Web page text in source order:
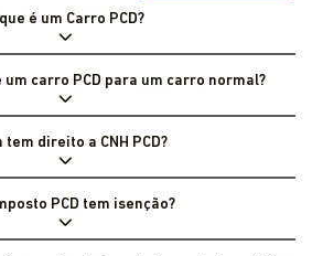
é um Carro PCD?
carro PCD para um carro normal?
tem direito a CNH PCD?
PCD tem isenção?